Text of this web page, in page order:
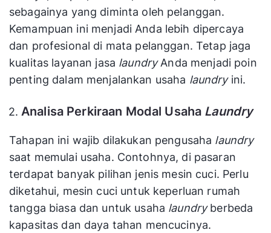
sebagainya yang diminta oleh pelanggan.
Kemampuan ini menjadi Anda lebih dipercaya
dan profesional di mata pelanggan. Tetap jaga
kualitas layanan jasa laundryAnda menjadi poin
penting dalam menjalankan usaha laundryini.
Analisa Perkiraan Modal Usaha Laundry
Tahapan ini wajib dilakukan pengusaha laundry
saat memulai usaha. Contohnya, di pasaran
terdapat banyak pilihan jenis mesin cuci. Perlu
diketahui, mesin cuci untuk keperluan rumah
tangga biasa dan untuk usaha laundryberbeda
kapasitas dan daya tahan mencucinya.